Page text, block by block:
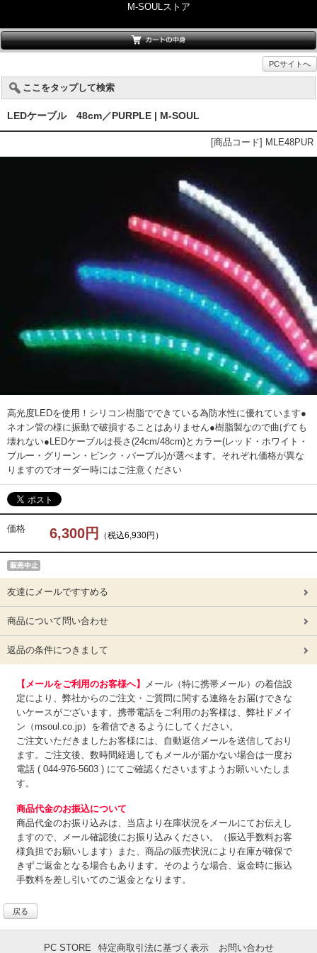
M-SOULストア
PCサイトへ
ここをタップして検索
LEDケーブル 48cm／PURPLE | M-SOUL
[商品コード] MLE48PUR
高光度LEDを使用！シリコン樹脂でできている為防水性に優れています●
ネオン管の様に振動で破損することはありません●樹脂製なので曲げても
壊れない●LEDケーブルは長さ(24cm/48cm)とカラー(レッド・ホワイト・
ブルー・グリーン・ピンク・パープル)が選べます。それぞれ価格が異な
りますのでオーダー時にはご注意ください
価格 6,300円 （税込6,930円）
友達にメールですすめる
商品について問い合わせ
返品の条件につきまして
【メールをご利用のお客様へ】
メール（特に携帯メール）の着信設
定により、弊社からのご注文・ご質問に関する連絡をお届けできな
いケースがございます。携帯電話をご利用のお客様は、弊社ドメイ
ン（msoul.co.jp）を着信できるようにしてください。
ご注文いただきましたお客様には、自動返信メールを送信しており
ます。ご注文後、数時間経過してもメールが届かない場合は一度お
電話 ( 044-976-5603 ) にてご確認くださいますようお願いいたしま
す。
商品代金のお振込について
商品代金のお振り込みは、 当店より在庫状況をメールにてお伝えし
ますので、メール確認後にお振り込みください。（振込手数料お客
様負担でお願いします）また、商品の販売状況により在庫が確保で
きずご返金となる場合もあります。そのような場合、返金時に振込
手数料を差し引いてのご返金となります。
戻る
PC STORE 特定商取引法に基づく表示 お問い合わせ